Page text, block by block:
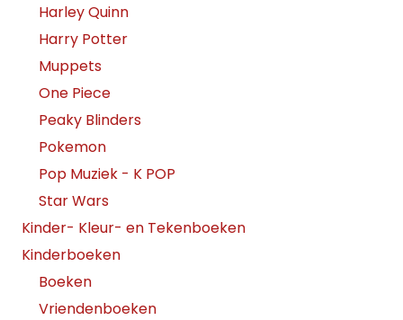
Harley Quinn
Harry Potter
Muppets
One Piece
Peaky Blinders
Pokemon
Pop Muziek - K POP
Star Wars
Kinder- Kleur- en Tekenboeken
Kinderboeken
Boeken
Vriendenboeken